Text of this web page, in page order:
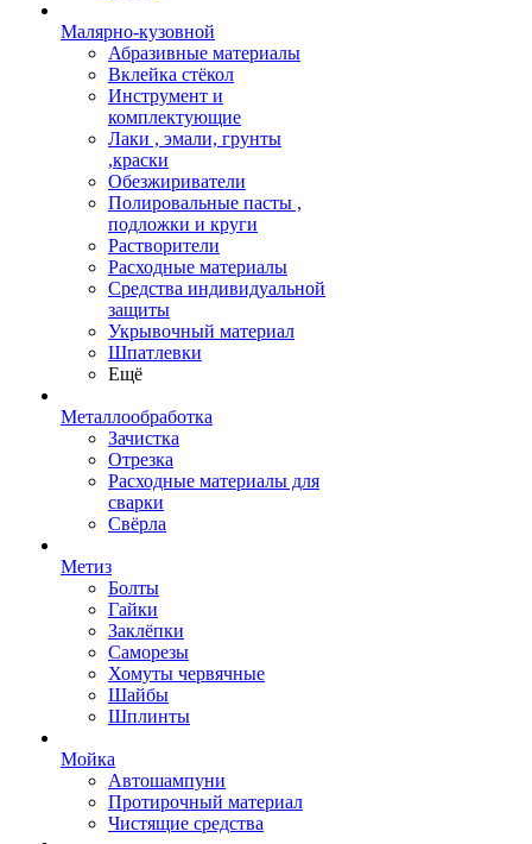
Малярно-кузовной
Абразивные материалы
Вклейка стёкол
Инструмент и
комплектующие
Лаки , эмали, грунты
,краски
Обезжириватели
Полировальные пасты ,
подложки и круги
Растворители
Расходные материалы
Средства индивидуальной
защиты
Укрывочный материал
Шпатлевки
Ещё
Металлообработка
Зачистка
Отрезка
Расходные материалы для
сварки
Свёрла
Метиз
Болты
Гайки
Заклёпки
Саморезы
Хомуты червячные
Шайбы
Шплинты
Мойка
Автошампуни
Протирочный материал
Чистящие средства